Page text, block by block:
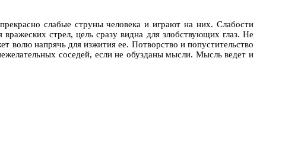
слабые струны человека и играют на них. Слабости
стрел, цель сразу видна для злобствующих глаз. Не
волю напрячь для изжития ее. Потворство и попустительство
соседей, если не обузданы мысли. Мысль ведет и